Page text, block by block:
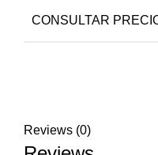
CONSULTAR
Reviews (0)